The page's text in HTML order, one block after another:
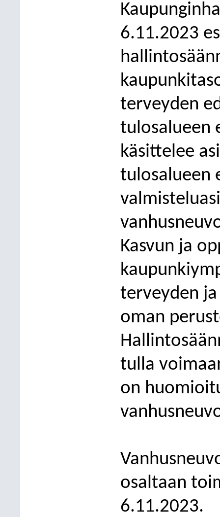
6.11.2023
terveyden
tulosalueen
käsittelee
tulosalueen
Kasvun ja
terveyden
oman
tulla
on
v
osaltaan
6.11.2023.